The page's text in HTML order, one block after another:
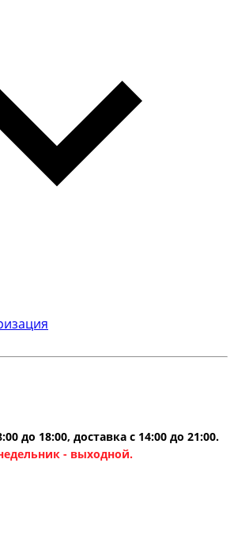
до 18:00, доставка с 14:00 до 21:00.
- выходной.